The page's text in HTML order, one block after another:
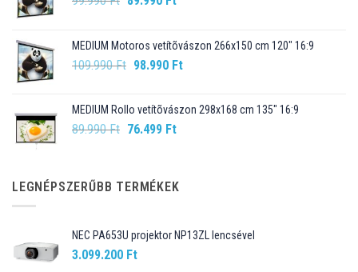
99.990 Ft.89.990 Ft.
MEDIUM Motoros vetítõvászon 266x150 cm 120" 16:9
109.990Ft Original
109.990 Ft.
98.990 FtCurrent
98.990 Ft.
MEDIUM Rollo vetítõvászon 298x168 cm 135" 16:9
89.990Ft Original
89.990 Ft.
76.499 FtCurrent
76.499 Ft.
LEGNÉPSZERŰBB TERMÉKEK
NEC PA653U projektor NP13ZL lencsével
3.099.200 Ft